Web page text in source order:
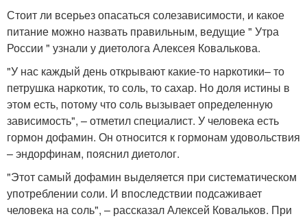
Стоит ли всерьез опасаться солезависимости, и какое
питание можно назвать правильным, ведущие " Утра
России " узнали у диетолога Алексея Ковалькова.
"У нас каждый день открывают какие-то наркотики– то
петрушка наркотик, то соль, то сахар. Но доля истины в
этом есть, потому что соль вызывает определенную
зависимость", – отметил специалист. У человека есть
гормон дофамин. Он относится к гормонам удовольствия
– эндорфинам, пояснил диетолог.
"Этот самый дофамин выделяется при систематическом
употреблении соли. И впоследствии подсаживает
человека на соль", – рассказал Алексей Ковальков. При